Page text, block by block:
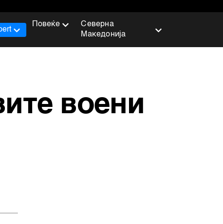
Северна
Македонија
Повеќе
воени